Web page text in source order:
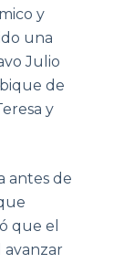
y
una
Julio
de
y
antes de
que el
avanzar